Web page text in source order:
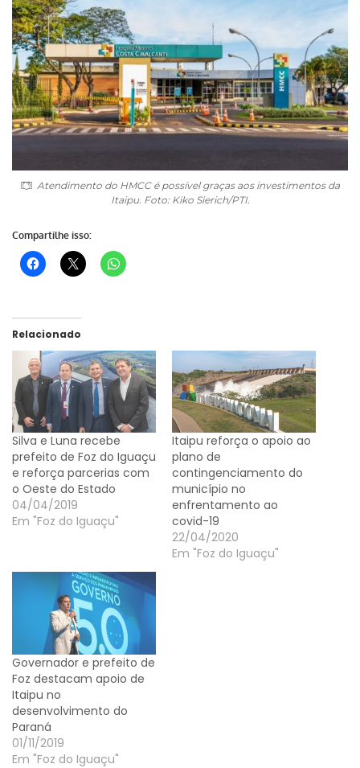
Atendimento do HMCC é possível graças aos investimentos da
Itaipu. Foto: Kiko Sierich/PTI.
Compartilhe isso:
Relacionado
Silva e Luna recebe
prefeito de Foz do Iguaçu
e reforça parcerias com
o Oeste do Estado
04/04/2019
Em "Foz do Iguaçu"
Itaipu reforça o apoio ao
plano de
contingenciamento do
município no
enfrentamento ao
covid-19
22/04/2020
Em "Foz do Iguaçu"
Governador e prefeito de
Foz destacam apoio de
Itaipu no
desenvolvimento do
Paraná
01/11/2019
Em "Foz do Iguaçu"